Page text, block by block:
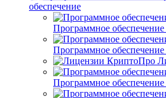
обеспечение
Программное
Программное
Программное